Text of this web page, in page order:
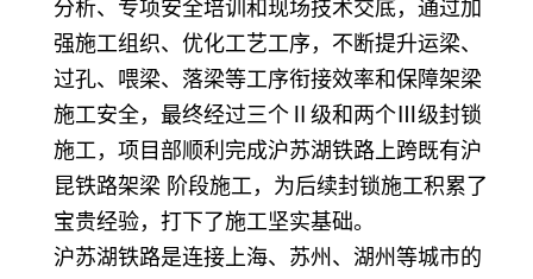
分析、专项安全培训和现场技术交底，通过加
强施工组织、优化工艺工序，不断提升运梁、
过孔、喂梁、落梁等工序衔接效率和保障架梁
施工安全，最终经过三个Ⅱ级和两个Ⅲ级封锁
施工，项目部顺利完成沪苏湖铁路上跨既有沪
昆铁路架梁 阶段施工，为后续封锁施工积累了
宝贵经验，打下了施工坚实基础。
沪苏湖铁路是连接上海、苏州、湖州等城市的